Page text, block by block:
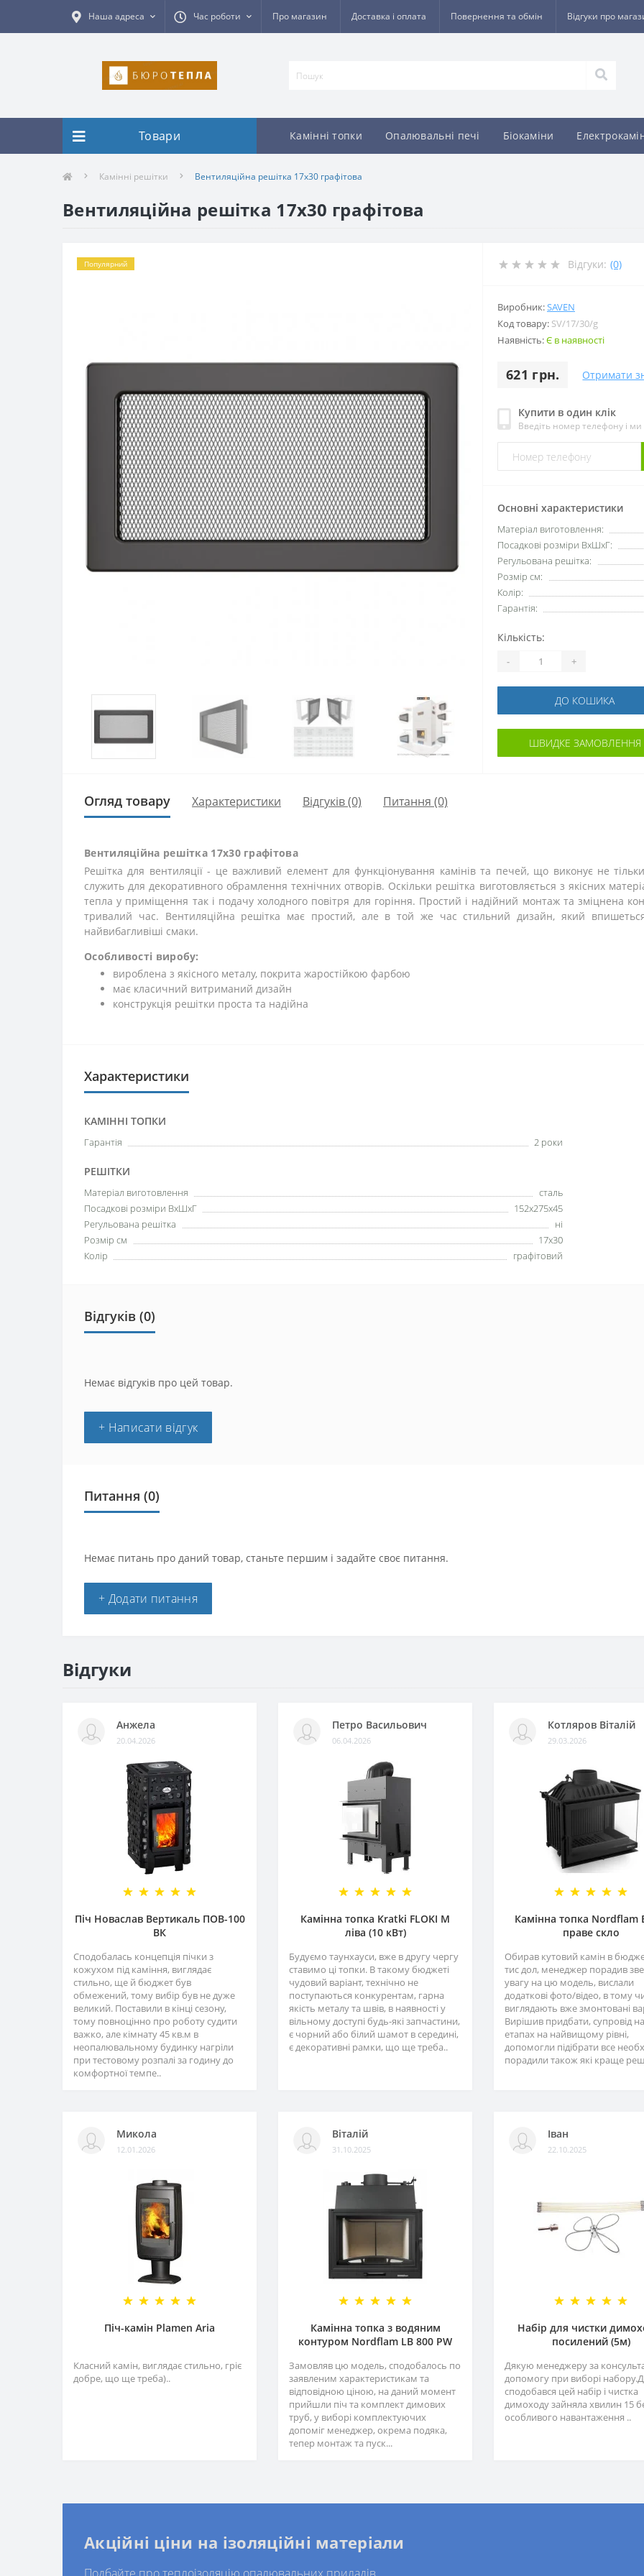
Наша адреса Час роботи Про магазин Доставка і оплата Повернення та обмін Відгуки про
Товари Камінні топки Опалювальні печі Біокаміни
Камінні решітки Вентиляційна решітка 17х30 графітова
Вентиляційна решітка 17х30 графітова
Популярний Відгуки: (0)
Виробник:SAVEN
Код товару: SV/17/30/g
Наявність:Є в наявності
621 грн. Отримати
Купити в один клік
Введіть номер телефону і
Основні характеристики
Матеріал виготовлення:
Посадкові розміри ВхШхГ:
Регульована решітка:
Розмір см:
Колір:
Гарантія:
Кількість:
- +
ДО КОШИКА
ШВИДКЕ ЗАМОВЛЕННЯ
Огляд товару Характеристики Відгуків (0) Питання (0)
Вентиляційна решітка 17х30 графітова
Решітка для вентиляції - це важливий елемент для функціонування камінів та печей, що виконує не
служить для декоративного обрамлення технічних отворів. Оскільки решітка виготовляється з якісних
тепла у приміщення так і подачу холодного повітря для горіння. Простий і надійний монтаж та зміцнена
тривалий час. Вентиляційна решітка має простий, але в той же час стильний дизайн, який
найвибагливіші смаки.
Особливості виробу:
вироблена з якісного металу, покрита жаростійкою фарбою
має класичний витриманий дизайн
конструкція решітки проста та надійна
Характеристики
КАМІННІ ТОПКИ
Гарантія 2 роки
РЕШІТКИ
Матеріал виготовлення
сталь
Посадкові розміри ВхШхГ
152х275х45
Регульована решітка
ні
Розмір см
17х30
Колір
графітовий
Відгуків (0)
Немає відгуків про цей товар.
+ Написати відгук
Питання (0)
Немає питань про даний товар, станьте першим і задайте своє питання.
+ Додати питання
Відгуки
Анжела
20.04.2026
Піч Новаслав Вертикаль ПОВ-100
ВК
Сподобалась концепція пічки з
кожухом під каміння, виглядає
стильно, ще й бюджет був
обмежений, тому вибір був не дуже
великий. Поставили в кінці сезону,
тому повноцінно про роботу судити
важко, але кімнату 45 кв.м в
неопалювальному будинку нагріли
при тестовому розпалі за годину до
комфортної темпе..
Петро Васильович
06.04.2026
Камінна топка Kratki FLOKI M
ліва (10 кВт)
Будуємо таунхауси, вже в другу чергу
ставимо ці топки. В такому бюджеті
чудовий варіант, технічно не
поступаються конкурентам, гарна
якість металу та швів, в наявності у
вільному доступі будь-які запчастини,
є чорний або білий шамот в середині,
є декоративні рамки, що ще треба..
Котляров Віталій
29.03.2026
Камінна топка Nordflam
праве скло
Обирав кутовий камін в
тис дол, менеджер порадив
увагу на цю модель, вислали
додаткові фото/відео, в тому
виглядають вже змонтовані
Вирішив придбати, супровід на
етапах на найвищому рівні,
допомогли підібрати все
порадили також які краще
Микола
12.01.2026
Піч-камін Plamen Aria
Класний камін, виглядає стильно, гріє
добре, що ще треба)..
Віталій
31.10.2025
Камінна топка з водяним
контуром Nordflam LB 800 PW
Замовляв цю модель, сподобалось по
заявленим характеристикам та
відповідною ціною, на даний момент
прийшли піч та комплект димових
труб, у виборі комплектуючих
допоміг менеджер, окрема подяка,
тепер монтаж та пуск...
Іван
22.10.2025
Набір для чистки
посилений (5м)
Дякую менеджеру за
допомогу при виборі
сподобався цей набір і чистка
димоходу зайняла хвилин 15
особливого навантаження ..
Акційні ціни на ізоляційні матеріали